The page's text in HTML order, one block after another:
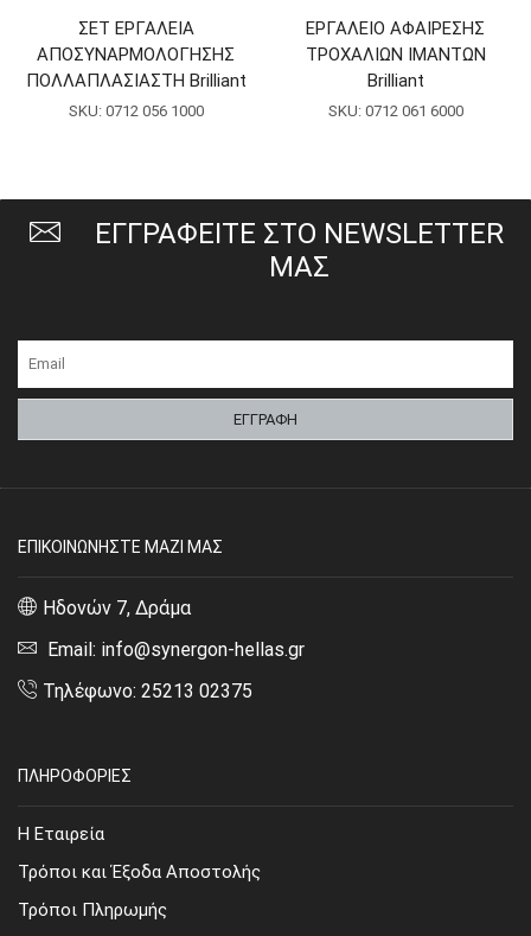
ΣΕΤ ΕΡΓΑΛΕΙΑ
ΑΠΟΣΥΝΑΡΜΟΛΟΓΗΣΗΣ
ΠΟΛΛΑΠΛΑΣΙΑΣΤΗ Brilliant
SKU: 0712 056 1000
ΕΡΓΑΛΕΙΟ ΑΦΑΙΡΕΣΗΣ
ΤΡΟΧΑΛΙΩΝ ΙΜΑΝΤΩΝ
Brilliant
SKU: 0712 061 6000
ΕΓΓΡΑΦΕΙΤΕ ΣΤΟ NEWSLETTER
ΜΑΣ
ΕΠΙΚΟΙΝΩΝΗΣΤΕ ΜΑΖΙ ΜΑΣ
Ηδονών 7, Δράμα
Email: info@synergon-hellas.gr
Τηλέφωνο: 25213 02375
ΠΛΗΡΟΦΟΡΙΕΣ
Η Εταιρεία
Τρόποι και Έξοδα Αποστολής
Τρόποι Πληρωμής